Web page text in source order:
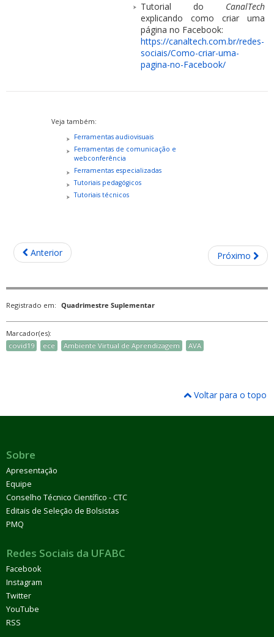
Tutorial do CanalTech
explicando como criar uma
página no Facebook:
https://canaltech.com.br/redes-
sociais/Como-criar-uma-
pagina-no-Facebook/
Veja também:
Ferramentas audiovisuais
Ferramentas de comunicação e
webconferência
Ferramentas especializadas
Tutoriais pedagógicos
Tutoriais técnicos
Anterior Próximo
Registrado em: Quadrimestre Suplementar
Marcador(es):
covid19
ece Ambiente Virtual de Aprendizagem AVA
Voltar para o topo
Sobre
Apresentação
Equipe
Conselho Técnico Científico - CTC
Editais de Seleção de Bolsistas
PMQ
Redes Sociais da UFABC
Facebook
Instagram
Twitter
YouTube
RSS